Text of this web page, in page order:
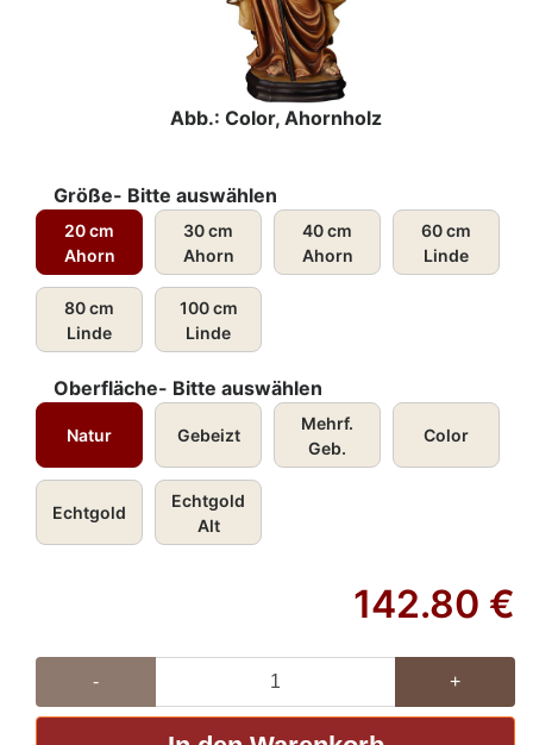
Abb.: Color, Ahornholz
Größe- Bitte auswählen
20 cm
Ahorn
30 cm
Ahorn
40 cm
Ahorn
60 cm
Linde
80 cm
Linde
100 cm
Linde
Oberfläche- Bitte auswählen
Natur Gebeizt
Mehrf.
Geb.
Color
Echtgold
Echtgold
Alt
142.80 €
- +